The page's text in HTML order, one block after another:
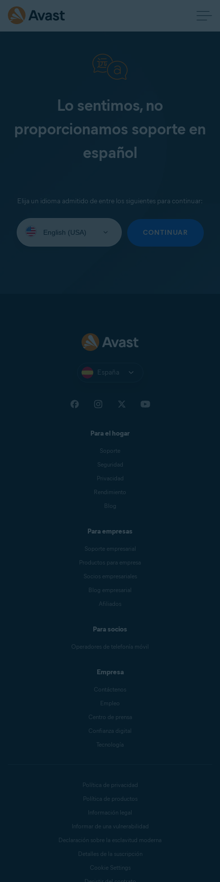
Lo sentimos, no
proporcionamos soporte en
español
Elija un idioma admitido de entre los siguientes para continuar:
su
CONTINUAR
España
Para el hogar
Soporte
Seguridad
Privacidad
Rendimiento
Blog
Para empresas
Soporte empresarial
Productos para empresa
Socios empresariales
Blog empresarial
Afiliados
Para socios
Operadores de telefonía móvil
Empresa
Contáctenos
Empleo
Centro de prensa
Confianza digital
Tecnología
Política de privacidad
Política de productos
Información legal
Informar de una vulnerabilidad
Declaración sobre la esclavitud moderna
Detalles de la suscripción
Cookie Settings